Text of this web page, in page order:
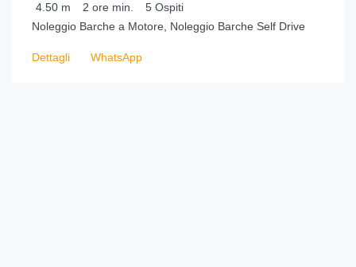
4.50 m 2 ore min. 5 Ospiti
Noleggio Barche a Motore, Noleggio Barche Self Drive
Dettagli WhatsApp